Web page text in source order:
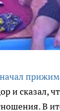
начал
и сказал,
В